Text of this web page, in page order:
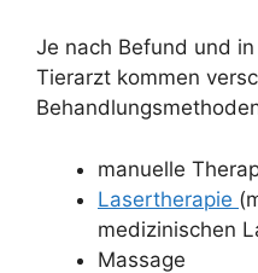
Je nach Befund und
Tierarzt kommen
manuelle
Lasertherapie
medizinischen
Massage